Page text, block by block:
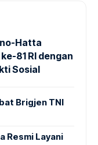
Hatta
81 RI dengan
Sosial
Brigjen TNI
Resmi Layani